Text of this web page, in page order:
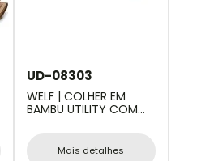
UD-08303
WELF | COLHER EM
BAMBU UTILITY COM
Mais detalhes